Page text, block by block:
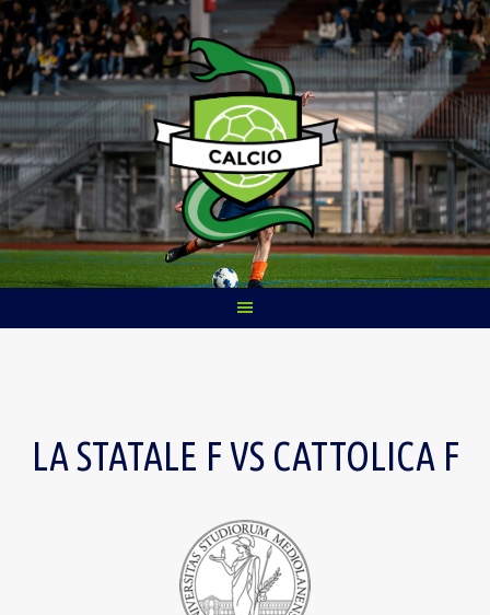
Skip
to
content
LA STATALE F VS CATTOLICA F